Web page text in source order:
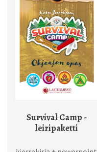
Survival Camp -
leiripaketti